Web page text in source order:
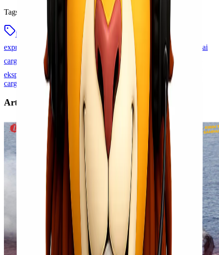
Tags
jasa ekspedisi modern jasa pengiriman cashless
express
pembayaran digital ekspedisi
pembayaran non tunai
cargo
pembayaran online lionel express
pembayaran qris
ekspedisi
pembayaran virtual account logistik
pengiriman
cargo praktis
Artikel Terkait